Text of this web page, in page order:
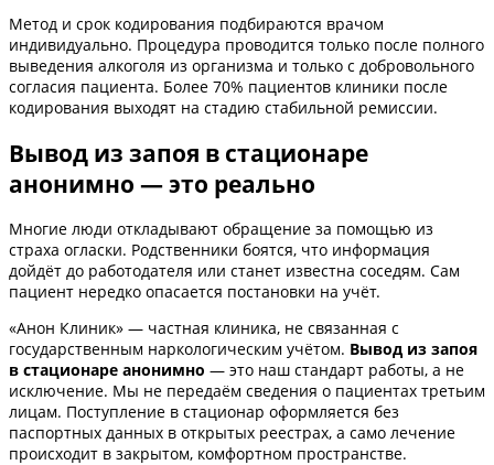
Метод и срок кодирования подбираются врачом
индивидуально. Процедура проводится только после полного
выведения алкоголя из организма и только с добровольного
согласия пациента. Более 70% пациентов клиники после
кодирования выходят на стадию стабильной ремиссии.
Вывод из запоя в стационаре
анонимно — это реально
Многие люди откладывают обращение за помощью из
страха огласки. Родственники боятся, что информация
дойдёт до работодателя или станет известна соседям. Сам
пациент нередко опасается постановки на учёт.
«Анон Клиник» — частная клиника, не связанная с
государственным наркологическим учётом. Вывод из запоя
в стационаре анонимно — это наш стандарт работы, а не
исключение. Мы не передаём сведения о пациентах третьим
лицам. Поступление в стационар оформляется без
паспортных данных в открытых реестрах, а само лечение
происходит в закрытом, комфортном пространстве.